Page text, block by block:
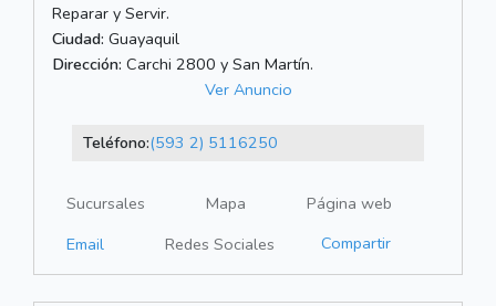
Reparar y Servir.
Ciudad: Guayaquil
Dirección: Carchi 2800 y San Martín.
Ver Anuncio
Teléfono:(593 2) 5116250
Sucursales Mapa
Página web
Email
Redes Sociales Compartir